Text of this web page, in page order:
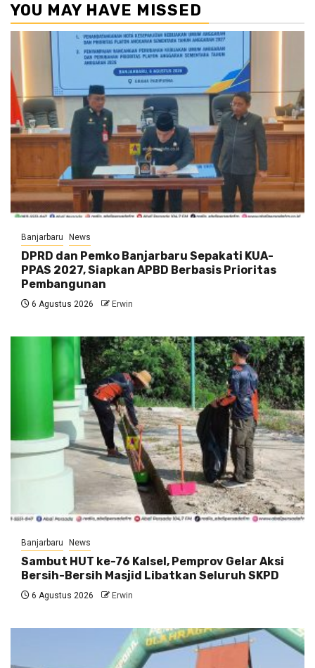
YOU MAY HAVE MISSED
Banjarbaru News
DPRD dan Pemko Banjarbaru Sepakati KUA-
PPAS 2027, Siapkan APBD Berbasis Prioritas
Pembangunan
6 Agustus 2026 Erwin
Banjarbaru News
Sambut HUT ke-76 Kalsel, Pemprov Gelar Aksi
Bersih-Bersih Masjid Libatkan Seluruh SKPD
6 Agustus 2026 Erwin